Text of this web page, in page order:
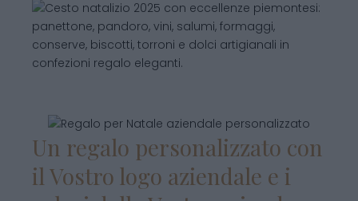
Un regalo personalizzato con
il Vostro logo aziendale e i